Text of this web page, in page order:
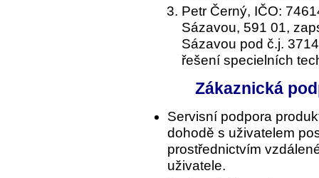
Petr Černý, IČO:
Sázavou, 591 01,
Sázavou pod č.j.
řešení specielních
Zákaznická
Servisní podpora
dohodě s uživatelem
prostřednictvím
uživatele.